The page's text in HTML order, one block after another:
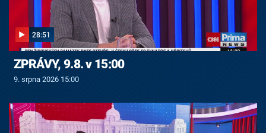
28:51
ZPRÁVY, 9.8. v 15:00
9. srpna 2026 15:00